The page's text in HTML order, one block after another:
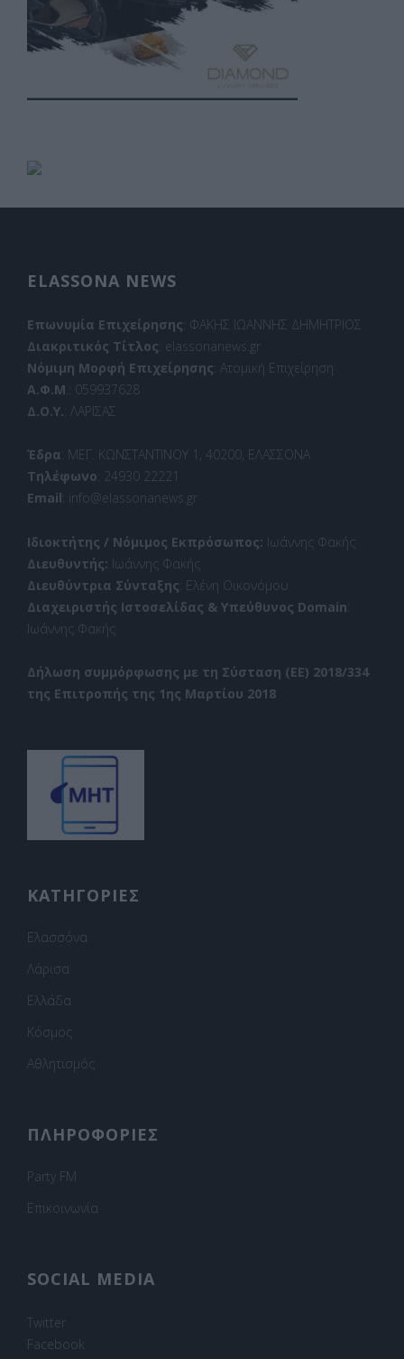
ELASSONA NEWS
Επωνυμία Επιχείρησης: ΦΑΚΗΣ ΙΩΑΝΝΗΣ ΔΗΜΗΤΡΙΟΣ
Διακριτικός Τίτλος: elassonanews.gr
Νόμιμη Μορφή Επιχείρησης: Ατομική Επιχείρηση
Α.Φ.Μ .: 059937628
Δ.Ο.Υ.: ΛΑΡΙΣΑΣ
Έδρα: ΜΕΓ. ΚΩΝΣΤΑΝΤΙΝΟΥ 1, 40200, ΕΛΑΣΣΟΝΑ
Τηλέφωνο: 24930 22221
Email: info@elassonanews.gr
Ιδιοκτήτης / Νόμιμος Εκπρόσωπος: Ιωάννης Φακής
Διευθυντής: Ιωάννης Φακής
Διευθύντρια Σύνταξης: Ελένη Οικονόμου
Διαχειριστής Ιστοσελίδας & Υπεύθυνος Domain:
Ιωάννης Φακής
Δήλωση συμμόρφωσης με τη Σύσταση (ΕΕ) 2018/334
της Επιτροπής της 1ης Μαρτίου 2018
ΚΑΤΗΓΟΡΙΕΣ
Ελασσόνα
Λάρισα
Ελλάδα
Κόσμος
Αθλητισμός
ΠΛΗΡΟΦΟΡΙΕΣ
Party FM
Επικοινωνία
SOCIAL MEDIA
Twitter
Facebook